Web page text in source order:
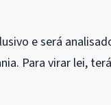
e será
Para virar lei,